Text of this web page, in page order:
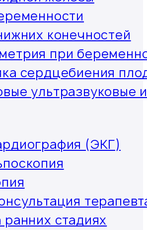
конечностей
при
сердцебиения
ультразвуковые
(ЭКГ)
стадиях